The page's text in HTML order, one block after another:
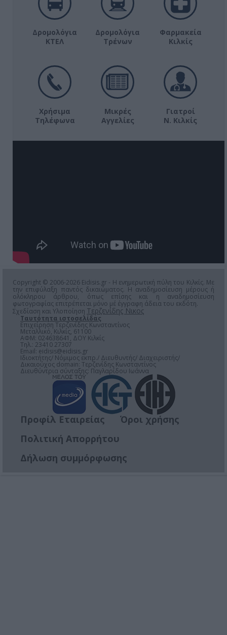
Δρομολόγια
ΚΤΕΛ
Δρομολόγια
Τρένων
Φαρμακεία
Κιλκίς
Χρήσιμα
Τηλέφωνα
Μικρές
Αγγελίες
Γιατροί
Ν. Κιλκίς
Copyright © 2006-2026 Eidisis.gr - Η ενημερωτική πύλη του Κιλκίς. Με
την επιφύλαξη παντός δικαιώματος. Η αναδημοσίευση μέρους ή
ολόκληρου άρθρου, όπως επίσης και η αναδημοσίευση
φωτογραφίας επιτρέπεται μόνο μέ έγγραφη άδεια του εκδότη.
Σχεδίαση και Υλοποίηση Τερζενίδης Νικος
Ταυτότητα ιστοσελίδας
Επιχείρηση Τερζενίδης Κωνσταντίνος
Μεταλλικό, Κιλκίς, 61100
ΑΦΜ: 024638641, ΔΟΥ Κιλκίς
Τηλ.: 23410 27307
Email: eidisis@eidisis.gr
Ιδιοκτήτης/ Νόμιμος εκπρ./ Διευθυντής/ Διαχειριστής/
Δικαιούχος domain: Τερζενίδης Κωνσταντίνος
Διευθύντρια σύνταξης: Παγλαρίδου Ιωάννα
Προφίλ Εταιρείας
Όροι χρήσης
Πολιτική Απορρήτου
Δήλωση συμμόρφωσης